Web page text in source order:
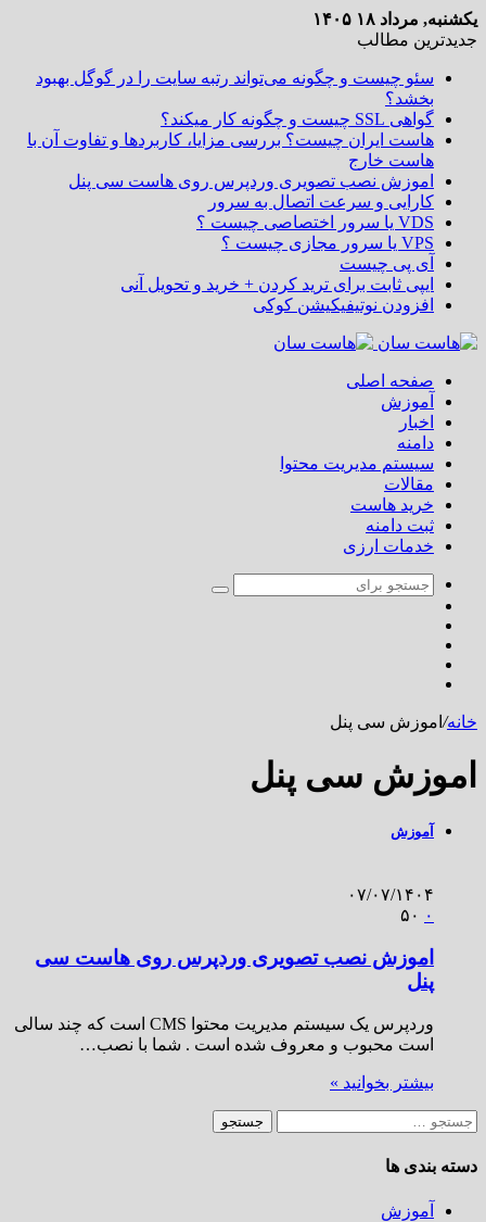
یکشنبه, مرداد ۱۸ ۱۴۰۵
جدیدترین مطالب
سئو چیست و چگونه می‌تواند رتبه سایت را در گوگل بهبود
بخشد؟
گواهی SSL چیست و چگونه کار میکند؟
هاست ایران چیست؟ بررسی مزایا، کاربردها و تفاوت آن با
هاست خارج
اموزش نصب تصویری وردپرس روی هاست سی پنل
کارایی و سرعت اتصال به سرور
VDS یا سرور اختصاصی چیست ؟
VPS یا سرور مجازی چیست ؟
آی پی چیست
ایپی ثابت برای ترید کردن + خرید و تحویل آنی
افزودن نوتیفیکیشن کوکی
صفحه اصلی
آموزش
اخبار
دامنه
سیستم مدیریت محتوا
مقالات
خرید هاست
ثبت دامنه
خدمات ارزی
خانه/ اموزش سی پنل
اموزش سی پنل
آموزش
۰۷/۰۷/۱۴۰۴
۰
اموزش نصب تصویری وردپرس روی هاست سی
پنل
وردپرس یک سیستم مدیریت محتوا CMS است که چند سالی
است محبوب و معروف شده است . شما با نصب…
بیشتر بخوانید »
جستجو
دسته بندی ها
آموزش